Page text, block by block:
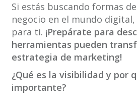
Si estás buscando formas
negocio en el mundo
para ti. ¡Prepárate para
herramientas pueden
estrategia de marketing!
¿Qué es la visibilidad y por
importante?